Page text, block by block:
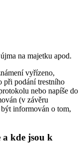
na majetku apod.
vyřízeno,
při podání trestního
nebo napíše do
(v závěru
informován o tom,
a kde jsou k